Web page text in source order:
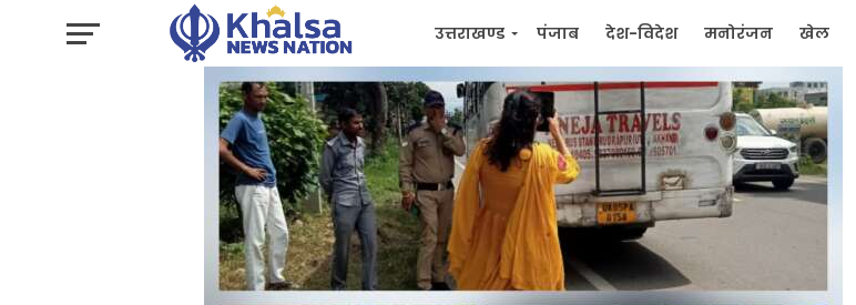
उत्तराखण्ड पंजाब देश-विदेश मनोरंजन खेल
प्रशासनिक जन मुद्दे